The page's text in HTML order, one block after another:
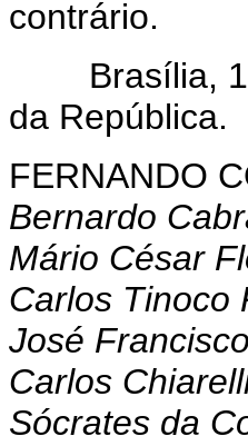
contrário.
Brasília,
da República.
FERNANDO
Bernardo
Mário César
Carlos Tinoco
José
Carlos
Sócrates da